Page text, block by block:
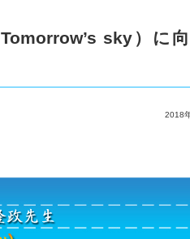
sky）に
2018